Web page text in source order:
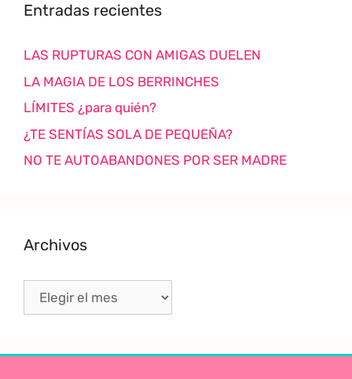
Entradas recientes
LAS RUPTURAS CON AMIGAS DUELEN
LA MAGIA DE LOS BERRINCHES
LÍMITES ¿para quién?
¿TE SENTÍAS SOLA DE PEQUEÑA?
NO TE AUTOABANDONES POR SER MADRE
Archivos